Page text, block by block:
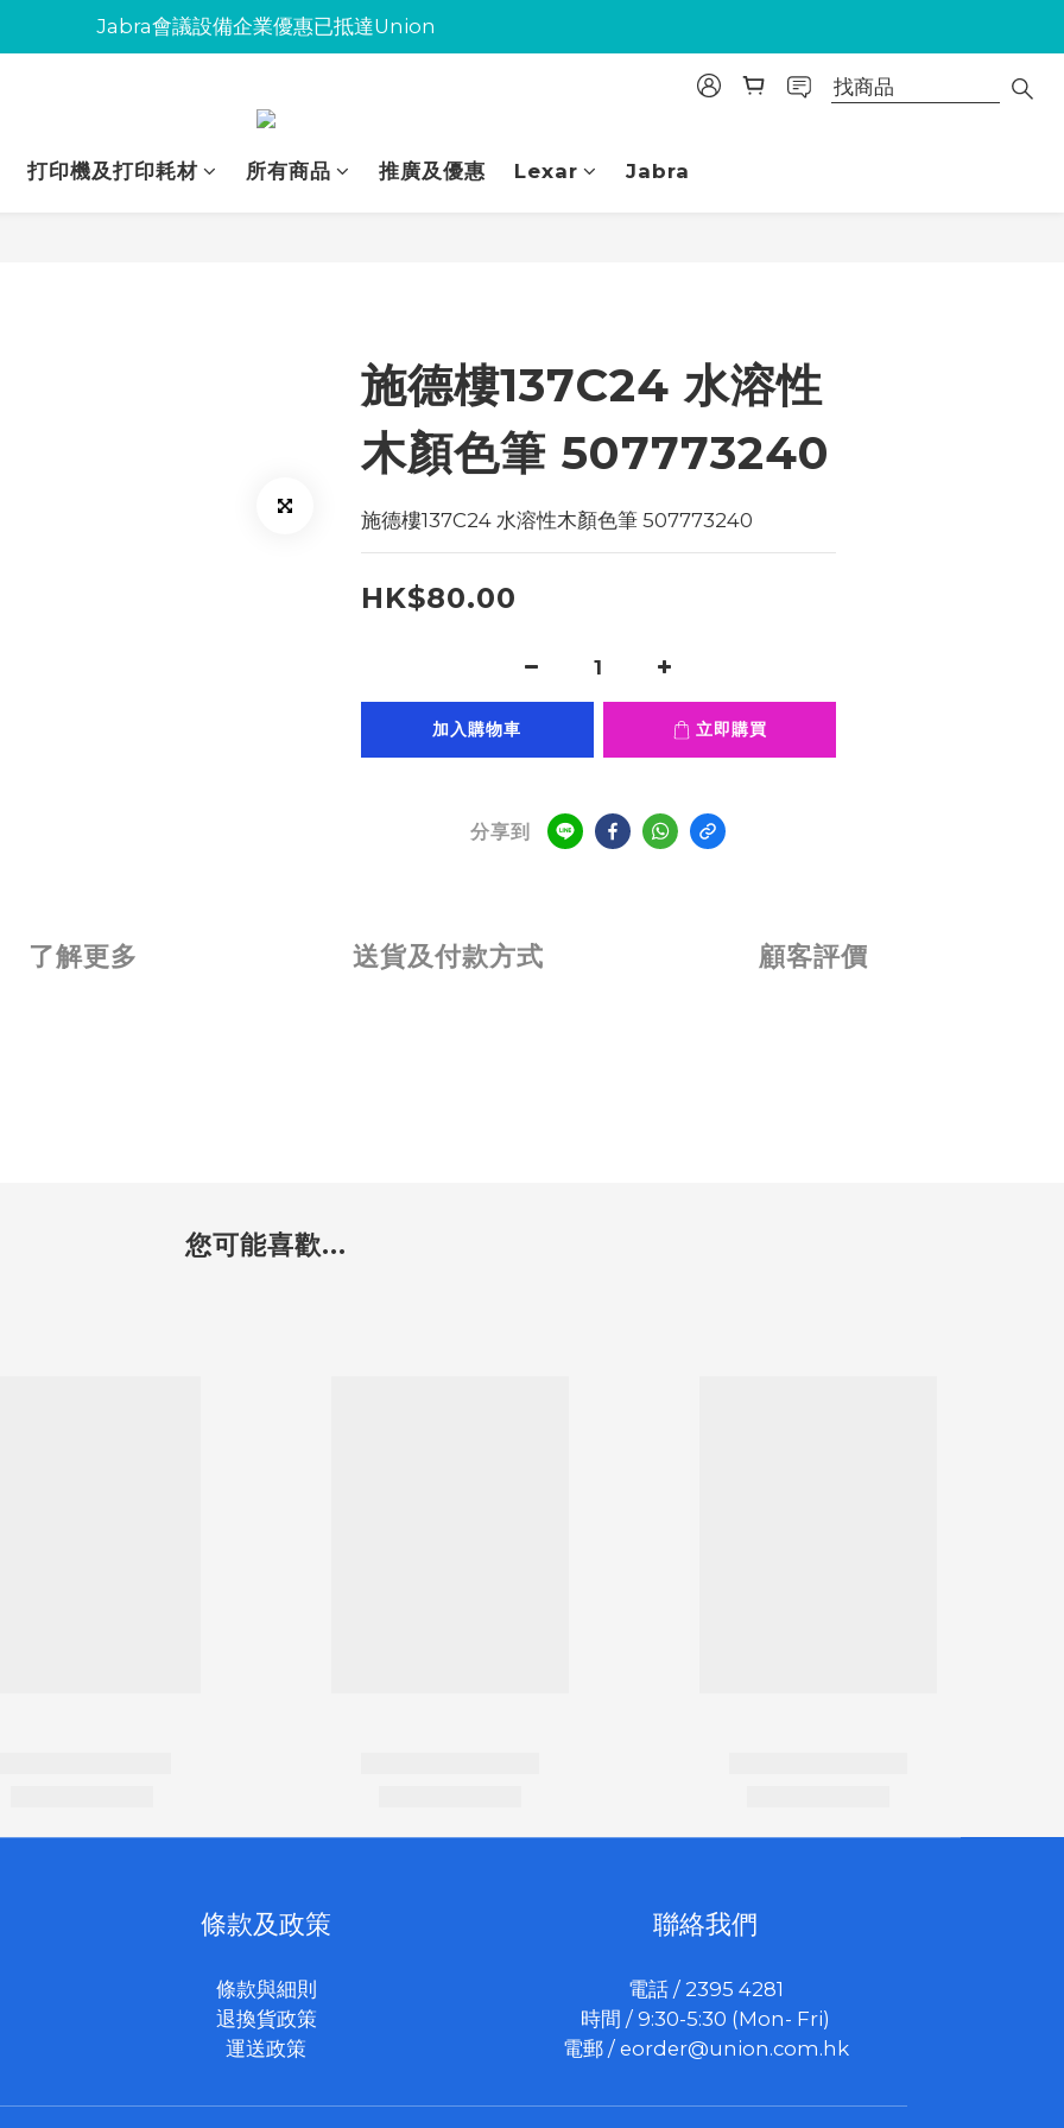
Jabra會議設備企業優惠已抵達Union
Jabra會議設備企業優惠已抵達Union
Jabra會議設備企業優惠已抵達Union
打印機及打印耗材
所有商品 推廣及優惠 Lexar Jabra
施德樓137C24 水溶性
木顏色筆 507773240
施德樓137C24 水溶性木顏色筆 507773240
HK$80.00
加入購物車 立即購買
分享到
了解更多 送貨及付款方式 顧客評價
您可能喜歡...
條款及政策
條款與細則
退換貨政策
運送政策
聯絡我們
電話 / 2395 4281
時間 / 9:30-5:30 (Mon- Fri)
電郵 / eorder@union.com.hk